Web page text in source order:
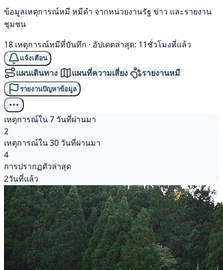
ข้อมูลเหตุการณ์หมี หมีดำ จากหน่วยงานรัฐ ข่าว และรายงาน
ชุมชน
18 เหตุการณ์หมีที่บันทึก · อัปเดตล่าสุด: 11ชั่วโมงที่แล้ว
แจ้งเตือน
แผนเดินทาง แผนที่ความเสี่ยง รายงานหมี
รายงานปัญหาข้อมูล
เหตุการณ์ใน 7 วันที่ผ่านมา
2
เหตุการณ์ใน 30 วันที่ผ่านมา
4
การปรากฏตัวล่าสุด
2วันที่แล้ว